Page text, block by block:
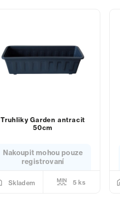
Truhliky Garden antracit
50cm
Nakoupit mohou pouze
registrovaní
Skladem 5 ks